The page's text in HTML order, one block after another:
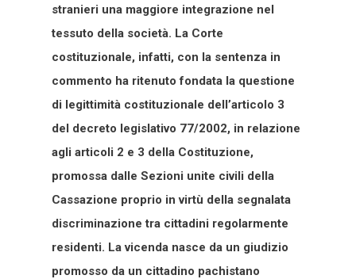
stranieri una maggiore integrazione nel
tessuto della società. La Corte
costituzionale, infatti, con la sentenza in
commento ha ritenuto fondata la questione
di legittimità costituzionale dell’articolo 3
del decreto legislativo 77/2002, in relazione
agli articoli 2 e 3 della Costituzione,
promossa dalle Sezioni unite civili della
Cassazione proprio in virtù della segnalata
discriminazione tra cittadini regolarmente
residenti. La vicenda nasce da un giudizio
promosso da un cittadino pachistano